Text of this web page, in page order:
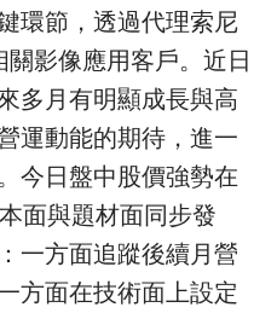
環節，透過代理索尼
影像應用客戶。近日
多月有明顯成長與高
運動能的期待，進一
今日盤中股價強勢在
面與題材面同步發
一方面追蹤後續月營
方面在技術面上設定